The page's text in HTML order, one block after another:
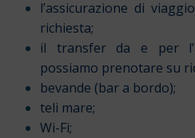
l’assicurazione di
richiesta;
il transfer da e per
possiamo prenotare su
bevande (bar a bordo);
teli mare;
Wi-Fi;